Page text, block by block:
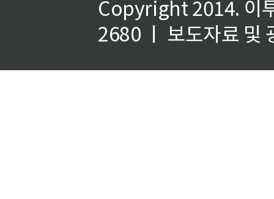
Copyright 2014. 이
2680 ㅣ 보도자료